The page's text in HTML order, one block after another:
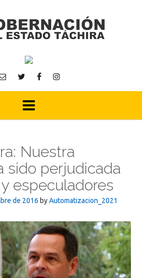
Nuestra
sido perjudicada
especuladores
de 2016 byAutomatizacion_2021